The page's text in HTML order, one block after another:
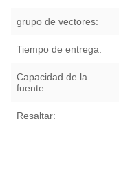
grupo de vectores:
Tiempo de entrega:
Capacidad de la
fuente:
Resaltar: